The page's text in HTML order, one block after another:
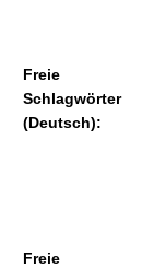
Freie
Schlagwörter
(Deutsch):
Freie